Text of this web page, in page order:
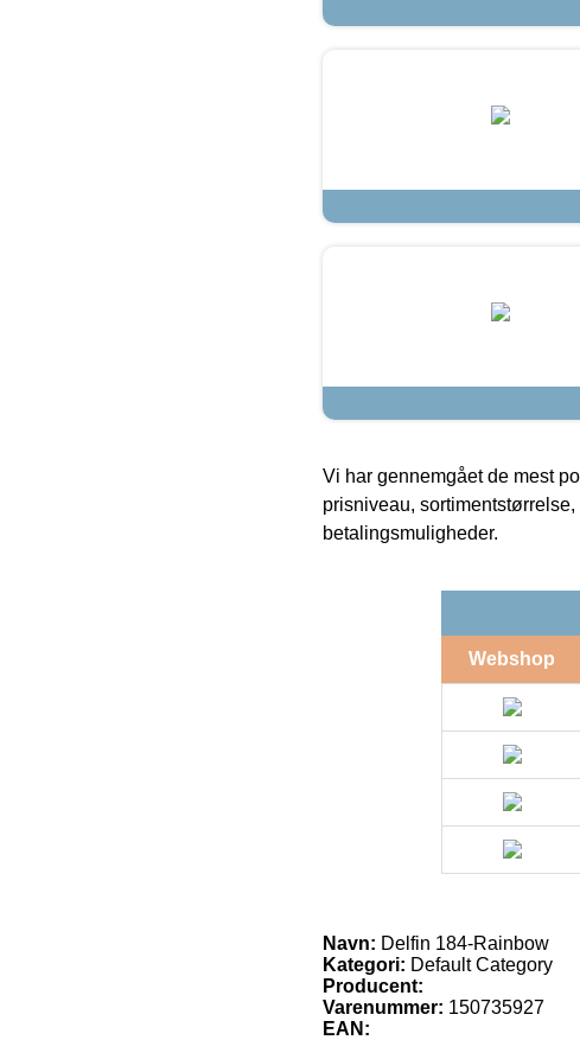
Vi har gennemgået de mest
prisniveau,
betalingsmuligheder.
Webshop
Navn: Delfin 184-Rainbow
Kategori: Default Category
Producent:
Varenummer: 150735927
EAN: